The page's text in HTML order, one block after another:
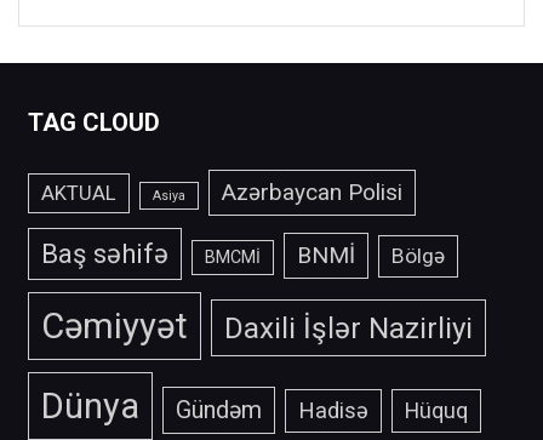
TAG CLOUD
AKTUAL Asiya Azərbaycan Polisi
Baş səhifə BMCMİ BNMİ Bölgə
Cəmiyyət Daxili İşlər Nazirliyi
Dünya Gündəm Hadisə Hüquq